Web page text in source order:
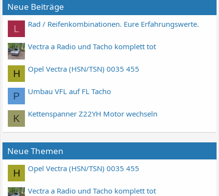
Neue Beiträge
L Rad / Reifenkombinationen. Eure Erfahrungswerte.
Vectra a Radio und Tacho komplett tot
H Opel Vectra (HSN/TSN) 0035 455
P Umbau VFL auf FL Tacho
K Kettenspanner Z22YH Motor wechseln
Neue Themen
H Opel Vectra (HSN/TSN) 0035 455
Vectra a Radio und Tacho komplett tot